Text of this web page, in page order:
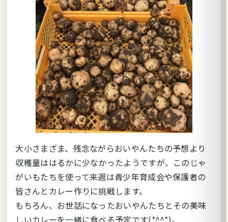
大小さまざま、残念ながらおいやんたちの予想より
収穫量ははるかに少なかったようですが、このじゃ
がいもたちを使って来週は青少年育成会や保護者の
皆さんとカレー作りに挑戦します。
もちろん、お世話になったおいやんたちとその美味